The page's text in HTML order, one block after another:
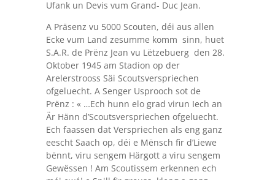
Ufank un Devis vum Grand- Duc Jean.
A Präsenz vu 5000 Scouten, déi aus allen
Ecke vum Land zesumme komm sinn, huet
S.A.R. de Prënz Jean vu Lëtzebuerg den 28.
Oktober 1945 am Stadion op der
Arelerstrooss Säi Scoutsverspriechen
ofgeluecht. A Senger Usprooch sot de
Prënz : « …Ech hunn elo grad virun Iech an
Är Hänn d’Scoutsverspriechen ofgeluecht.
Ech faassen dat Verspriechen als eng ganz
eescht Saach op, déi e Mënsch fir d’Liewe
bënnt, viru sengem Härgott a viru sengem
Gewëssen ! Am Scoutissem erkennen ech